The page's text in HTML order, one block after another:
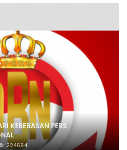
KEBEBASAN PERS
224694